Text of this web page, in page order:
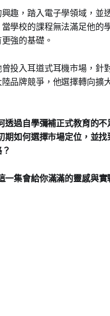
趣，踏入電子學領域，並
學校的課程無法滿足他的
強的基礎。
投入耳道式耳機市場，針
品牌競爭，他選擇轉向擴
透過自學彌補正式教育的不
期如何選擇市場定位，並找
集會給你滿滿的靈感與實